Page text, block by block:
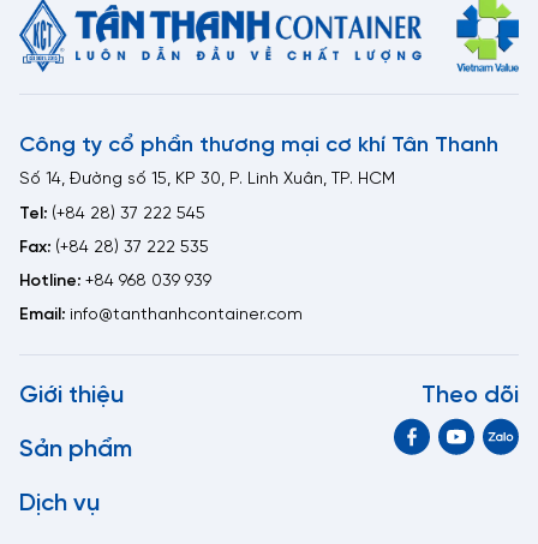
Công ty cổ phần thương mại cơ khí Tân Thanh
Số 14, Đường số 15, KP 30, P. Linh Xuân, TP. HCM
Tel: (+84 28) 37 222 545
Fax: (+84 28) 37 222 535
Hotline: +84 968 039 939
Email: info@tanthanhcontainer.com
Giới thiệu
Sản phẩm
Dịch vụ
Theo dõi